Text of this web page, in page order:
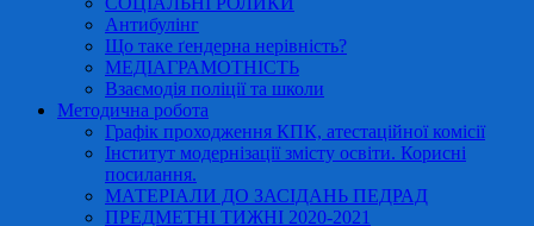
Антибулінг
Що таке ґендерна нерівність?
МЕДІАГРАМОТНІСТЬ
Взаємодія поліції та школи
Методична робота
Графік проходження КПК, атестаційної комісії
Інститут модернізації змісту освіти. Корисні
посилання.
МАТЕРІАЛИ ДО ЗАСІДАНЬ ПЕДРАД
ПРЕДМЕТНІ ТИЖНІ 2020-2021